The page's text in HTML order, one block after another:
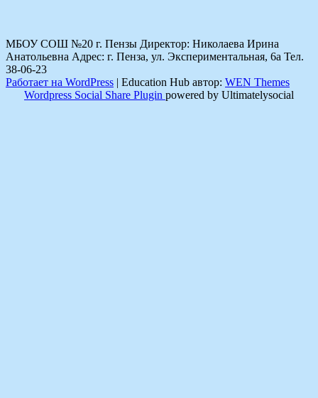
МБОУ СОШ №20 г. Пензы Директор: Николаева Ирина
Анатольевна Адрес: г. Пенза, ул. Экспериментальная, 6а Тел.
38-06-23
Работает на WordPress | Education Hub автор: WEN Themes
Wordpress Social Share Plugin powered by Ultimatelysocial